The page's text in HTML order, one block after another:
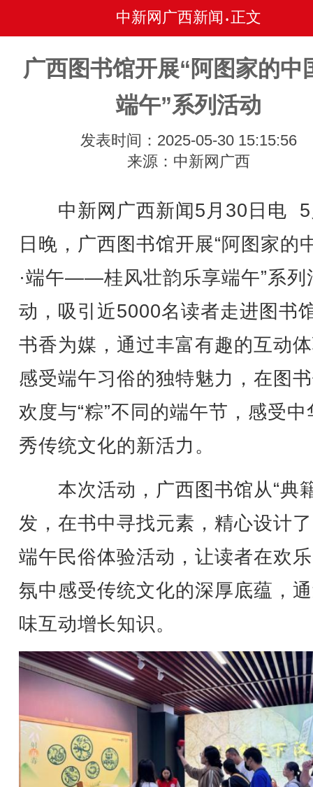
中新网广西新闻 • 正文
广西图书馆开展“阿图家的中
端午”系列活动
发表时间：2025-05-30 15:15:56
来源：中新网广西
中新网广西新闻5月30日电 5
日晚，广西图书馆开展“阿图家的
·端午——桂风壮韵乐享端午”系列
动，吸引近5000名读者走进图书
书香为媒，通过丰富有趣的互动
感受端午习俗的独特魅力，在图
欢度与“粽”不同的端午节，感受中
秀传统文化的新活力。
本次活动，广西图书馆从“典
发，在书中寻找元素，精心设计
端午民俗体验活动，让读者在欢
氛中感受传统文化的深厚底蕴，
味互动增长知识。